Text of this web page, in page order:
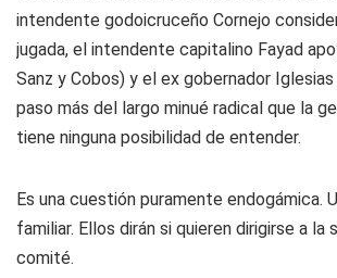
intendente godoicruceño Cornejo
jugada, el intendente capitalino Fayad
Sanz y Cobos) y el ex gobernador
paso más del largo minué radical que la
tiene ninguna posibilidad de entender.
Es una cuestión puramente endogámica.
familiar. Ellos dirán si quieren dirigirse a la
comité.